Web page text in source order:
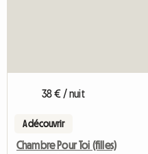
38 € / nuit
A découvrir
Chambre Pour Toi (filles)